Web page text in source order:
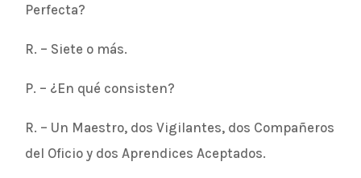
Perfecta?
R. – Siete o más.
P. – ¿En qué consisten?
R. – Un Maestro, dos Vigilantes, dos Compañeros
del Oficio y dos Aprendices Aceptados.